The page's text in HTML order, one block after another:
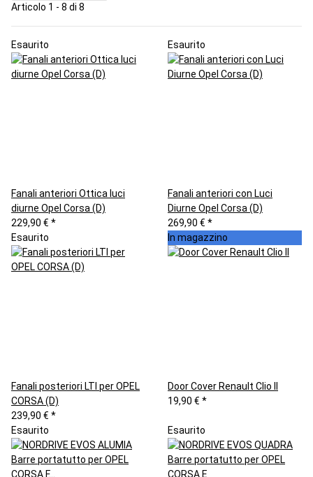
Articolo 1 - 8 di 8
Esaurito
Fanali anteriori Ottica luci
diurne Opel Corsa (D)
229,90 € *
Esaurito
Fanali anteriori con Luci
Diurne Opel Corsa (D)
269,90 € *
Esaurito
Fanali posteriori LTI per OPEL
CORSA (D)
239,90 € *
In magazzino
Door Cover Renault Clio II
19,90 € *
Esaurito Esaurito